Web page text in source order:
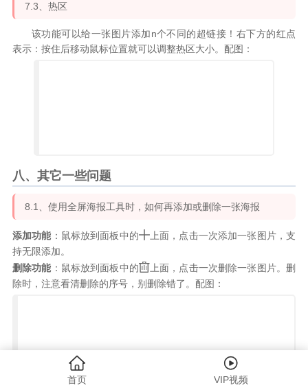
7.3、热区
该功能可以给一张图片添加n个不同的超链接！右下方的红点
表示： 按住后移动鼠标位置就可以调整热区大小。配图：
八、其它一些问题
8.1、使用全屏海报工具时，如何再添加或删除一张海报
添加功能：鼠标放到面板中的上面，点击一次添加一张图片，支
持无限添加。
删除功能：鼠标放到面板中的上面，点击一次删除一张图片。删
除时，注意看清删除的序号，别删除错了。配图：

首页

VIP视频